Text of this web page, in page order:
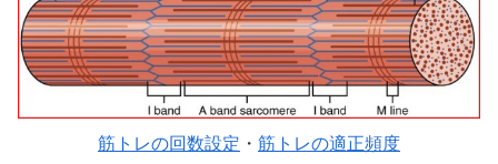
筋トレの回数設定 ・ 筋トレの適正頻度